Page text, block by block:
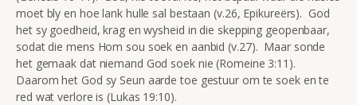
moet bly en hoe lank hulle sal bestaan (v.26, Epikureërs). God
het sy goedheid, krag en wysheid in die skepping geopenbaar,
sodat die mens Hom sou soek en aanbid (v.27). Maar sonde
het gemaak dat niemand God soek nie (Romeine 3:11).
Daarom het God sy Seun aarde toe gestuur om te soek en te
red wat verlore is (Lukas 19:10).